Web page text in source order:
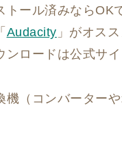
ール済みならOK
Audacity 」がオスス
ロードは公式サイ
（コンバーター